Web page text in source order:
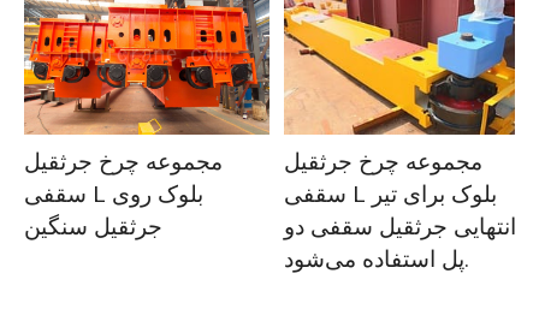
مجموعه چرخ جرثقیل
سقفی L بلوک روی
جرثقیل سنگین
مجموعه چرخ جرثقیل
سقفی L بلوک برای تیر
انتهایی جرثقیل سقفی دو
پل استفاده می‌شود.